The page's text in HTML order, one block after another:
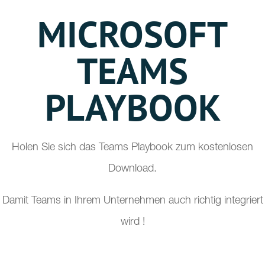
MICROSOFT
TEAMS
PLAYBOOK
Holen Sie sich das Teams Playbook zum kostenlosen
Download.
Damit Teams in Ihrem Unternehmen auch richtig integriert
wird !